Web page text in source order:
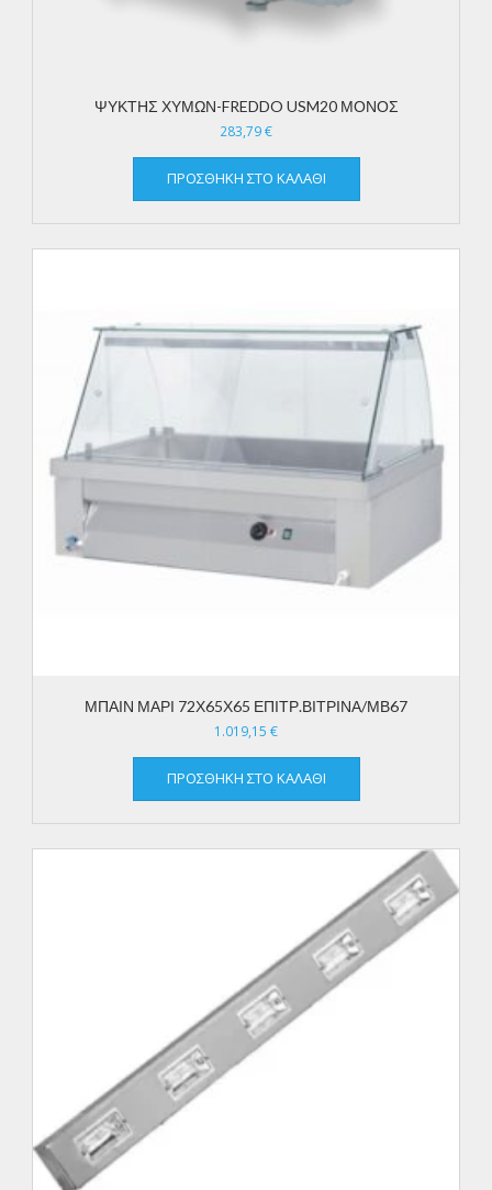
ΨΥΚΤΗΣ ΧΥΜΩΝ-FREDDO USM20 ΜΟΝΟΣ
283,79€
ΠΡΟΣΘΉΚΗ ΣΤΟ ΚΑΛΆΘΙ
ΜΠΑΙΝ ΜΑΡΙ 72Χ65Χ65 ΕΠΙΤΡ.ΒΙΤΡΙΝΑ/ΜΒ67
1.019,15 €
ΠΡΟΣΘΉΚΗ ΣΤΟ ΚΑΛΆΘΙ